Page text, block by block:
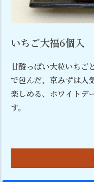
いちご大福6個入
甘酸っぱい大粒いちご
で包んだ、京みずは人
楽しめる、ホワイトデ
す。